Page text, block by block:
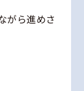
がら進めさ